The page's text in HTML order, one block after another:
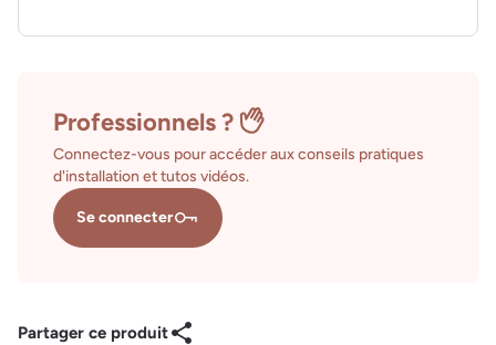
Professionnels ?
Connectez-vous pour accéder aux conseils pratiques
d'installation et tutos vidéos.
Se connecter
Partager ce produit